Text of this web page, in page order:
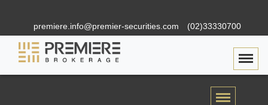
premiere.info@premier-securities.com (02)33330700